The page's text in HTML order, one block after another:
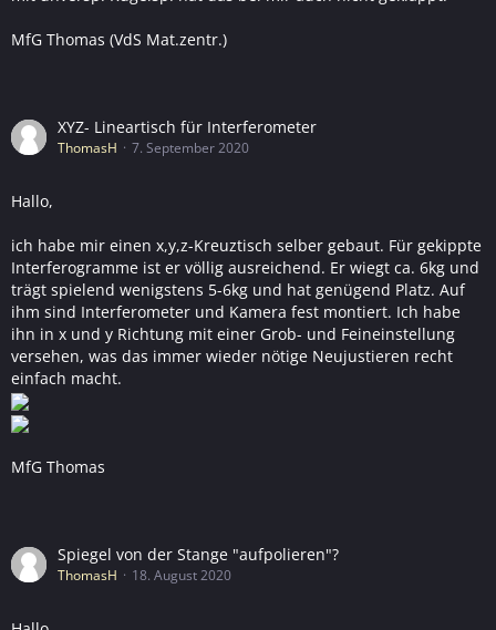
MfG Thomas (VdS Mat.zentr.)
XYZ- Lineartisch für Interferometer
ThomasH 7. September 2020
Hallo,
ich habe mir einen x,y,z-Kreuztisch selber gebaut. Für gekippte
Interferogramme ist er völlig ausreichend. Er wiegt ca. 6kg und
trägt spielend wenigstens 5-6kg und hat genügend Platz. Auf
ihm sind Interferometer und Kamera fest montiert. Ich habe
ihn in x und y Richtung mit einer Grob- und Feineinstellung
versehen, was das immer wieder nötige Neujustieren recht
einfach macht.
MfG Thomas
Spiegel von der Stange "aufpolieren"?
ThomasH 18. August 2020